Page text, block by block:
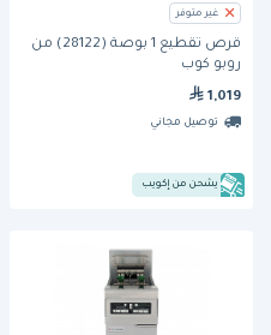
غير متوفر
قرص تقطيع 1 بوصة (28122) من
روبو كوب
1,019
توصيل مجاني
يشحن من إكويب